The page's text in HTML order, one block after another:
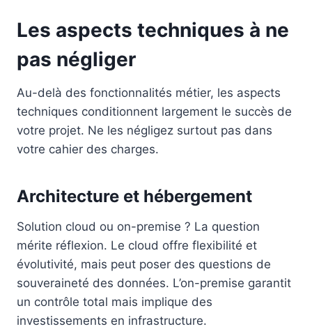
Les aspects techniques à ne
pas négliger
Au-delà des fonctionnalités métier, les aspects
techniques conditionnent largement le succès de
votre projet. Ne les négligez surtout pas dans
votre cahier des charges.
Architecture et hébergement
Solution cloud ou on-premise ? La question
mérite réflexion. Le cloud offre flexibilité et
évolutivité, mais peut poser des questions de
souveraineté des données. L’on-premise garantit
un contrôle total mais implique des
investissements en infrastructure.